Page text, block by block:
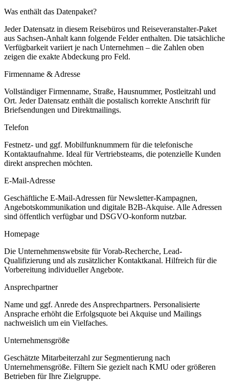
Was enthält das Datenpaket?
Jeder Datensatz in diesem Reisebüros und Reiseveranstalter-Paket
aus Sachsen-Anhalt kann folgende Felder enthalten. Die tatsächliche
Verfügbarkeit variiert je nach Unternehmen – die Zahlen oben
zeigen die exakte Abdeckung pro Feld.
Firmenname & Adresse
Vollständiger Firmenname, Straße, Hausnummer, Postleitzahl und
Ort. Jeder Datensatz enthält die postalisch korrekte Anschrift für
Briefsendungen und Direktmailings.
Telefon
Festnetz- und ggf. Mobilfunknummern für die telefonische
Kontaktaufnahme. Ideal für Vertriebsteams, die potenzielle Kunden
direkt ansprechen möchten.
E-Mail-Adresse
Geschäftliche E-Mail-Adressen für Newsletter-Kampagnen,
Angebotskommunikation und digitale B2B-Akquise. Alle Adressen
sind öffentlich verfügbar und DSGVO-konform nutzbar.
Homepage
Die Unternehmenswebsite für Vorab-Recherche, Lead-
Qualifizierung und als zusätzlicher Kontaktkanal. Hilfreich für die
Vorbereitung individueller Angebote.
Ansprechpartner
Name und ggf. Anrede des Ansprechpartners. Personalisierte
Ansprache erhöht die Erfolgsquote bei Akquise und Mailings
nachweislich um ein Vielfaches.
Unternehmensgröße
Geschätzte Mitarbeiterzahl zur Segmentierung nach
Unternehmensgröße. Filtern Sie gezielt nach KMU oder größeren
Betrieben für Ihre Zielgruppe.